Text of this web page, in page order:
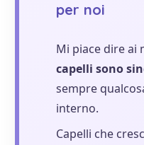
per noi
Mi piace dire ai
capelli sono
sempre
interno.
Capelli che